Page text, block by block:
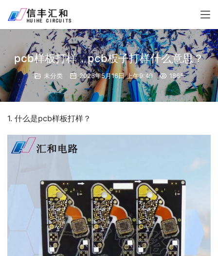
pcb样板打样，pcb板子打样什么意思？
未分类 2023年5月16日 上午9:49 1865
1. 什么是pcb样板打样？